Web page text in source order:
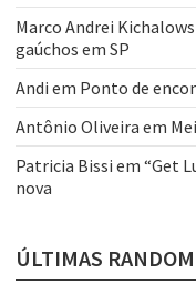
Marco Andrei
gaúchos em SP
Andi em Ponto de
Antônio Oliveira em
Patricia Bissi em “Get
nova
ÚLTIMAS